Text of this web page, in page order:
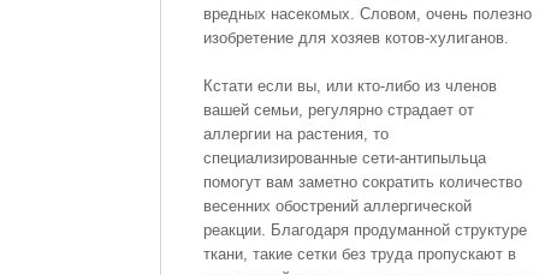
вредных насекомых. Словом, очень полезно
изобретение для хозяев котов-хулиганов.
Кстати если вы, или кто-либо из членов
вашей семьи, регулярно страдает от
аллергии на растения, то
специализированные сети-антипыльца
помогут вам заметно сократить количество
весенних обострений аллергической
реакции. Благодаря продуманной структуре
ткани, такие сетки без труда пропускают в